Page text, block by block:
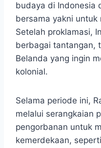
budaya di Indonesia
bersama yakni
Setelah proklamasi,
berbagai tantangan,
Belanda yang ingin
kolonial.
Selama periode ini,
melalui serangkaian
pengorbanan untuk
kemerdekaan,